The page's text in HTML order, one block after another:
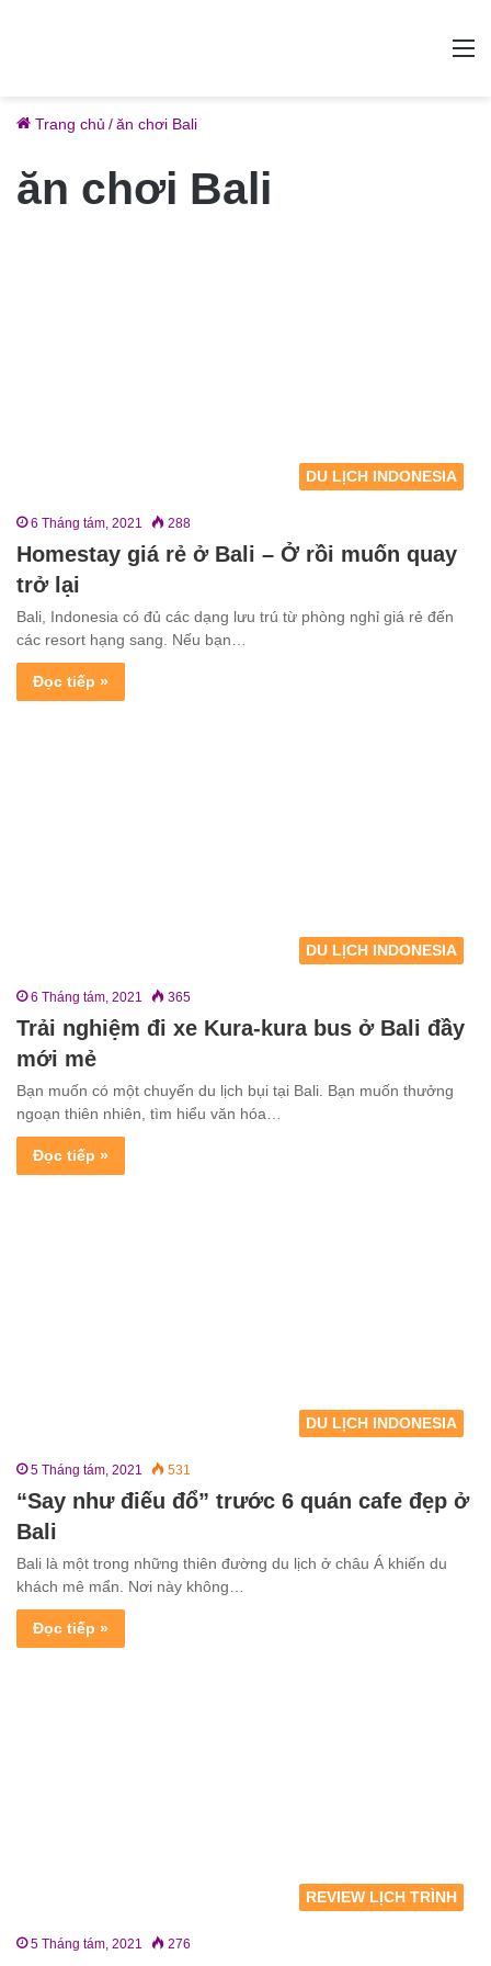
Trang chủ /ăn chơi Bali
ăn chơi Bali
DU LỊCH INDONESIA
6 Tháng tám, 2021 288
Homestay giá rẻ ở Bali – Ở rồi muốn quay
trở lại
Bali, Indonesia có đủ các dạng lưu trú từ phòng nghỉ giá rẻ đến
các resort hạng sang. Nếu bạn…
Đọc tiếp »
DU LỊCH INDONESIA
6 Tháng tám, 2021 365
Trải nghiệm đi xe Kura-kura bus ở Bali đầy
mới mẻ
Bạn muốn có một chuyến du lịch bụi tại Bali. Bạn muốn thưởng
ngoạn thiên nhiên, tìm hiểu văn hóa…
Đọc tiếp »
DU LỊCH INDONESIA
5 Tháng tám, 2021 531
“Say như điếu đổ” trước 6 quán cafe đẹp ở
Bali
Bali là một trong những thiên đường du lịch ở châu Á khiến du
khách mê mẩn. Nơi này không…
Đọc tiếp »
REVIEW LỊCH TRÌNH
5 Tháng tám, 2021 276